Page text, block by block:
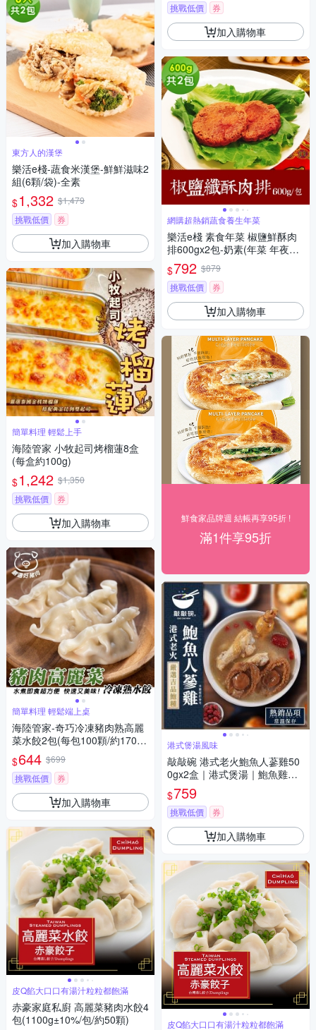
東方人的漢堡
樂活e棧-蔬食米漢堡-鮮鮮滋味2
組(6顆/袋)-全素
$1,332 $1,479
挑戰低價
券
加入購物車
簡單料理 輕鬆上手
海陸管家 小牧起司烤榴蓮8盒
(每盒約100g)
$1,242 $1,350
挑戰低價
券
加入購物車
簡單料理 輕鬆端上桌
海陸管家-奇巧冷凍豬肉熟高麗
菜水餃2包(每包100顆/約1700
g)
$644 $699
挑戰低價
券
加入購物車
皮Q餡大口口有湯汁粒粒都飽滿
赤豪家庭私廚 高麗菜豬肉水餃4
包(1100g±10%/包/約50顆)
挑戰低價
券
加入購物車
網購超熱銷蔬食養生年菜
樂活e棧 素食年菜 椒鹽鮮酥肉
排600gx2包-奶素(年菜 年夜飯
肉排)(年菜預購)
$792 $879
挑戰低價
券
加入購物車
鮮食家品牌週 結帳再享95折 !
滿1件享95折
港式煲湯風味
敲敲碗 港式老火鮑魚人蔘雞50
0gx2盒｜港式煲湯｜鮑魚雞湯
｜常溫即食
$759
挑戰低價 券
加入購物車
皮Q餡大口口有湯汁粒粒都飽滿